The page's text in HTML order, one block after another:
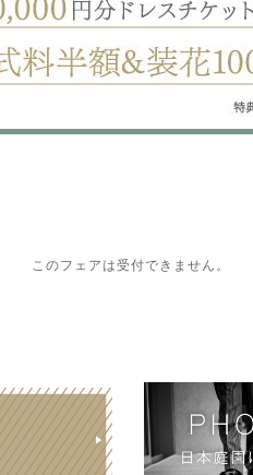
このフェアは受付できません。